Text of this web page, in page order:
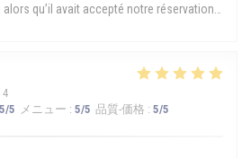
qu’il avait accepté notre réservation…
4
5/5 メニュー : 5/5 品質-価格 : 5/5